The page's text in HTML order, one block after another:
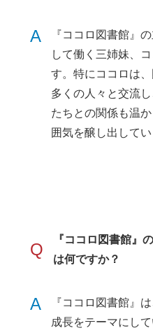
A
『ココロ図書館』
して働く三姉妹、
す。特にココロは
多くの人々と交流
たちとの関係も温
囲気を醸し出してい
Q
『ココロ図書館』
は何ですか？
A
『ココロ図書館』
成長をテーマにし